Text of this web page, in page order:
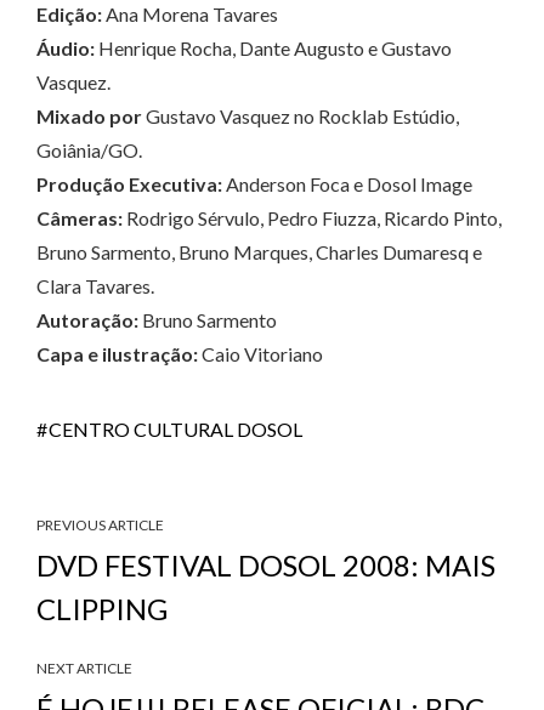
Edição:Ana Morena Tavares
Áudio: Henrique Rocha, Dante Augusto e Gustavo
Vasquez.
Mixado porGustavo Vasquez no Rocklab Estúdio,
Goiânia/GO.
Produção Executiva:Anderson Foca e Dosol Image
Câmeras: Rodrigo Sérvulo, Pedro Fiuzza, Ricardo Pinto,
Bruno Sarmento, Bruno Marques, Charles Dumaresq e
Clara Tavares.
Autoração: Bruno Sarmento
Capa e ilustração:Caio Vitoriano
CENTRO CULTURAL DOSOL
PREVIOUS ARTICLE
DVD FESTIVAL DOSOL 2008: MAIS
CLIPPING
NEXT ARTICLE